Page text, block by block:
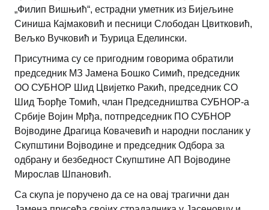
„Филип Вишњић“, естрадни уметник из Бијељине
Синиша Кајмаковић и песници Слободан Цвитковић,
Вељко Вучковић и Ђурица Еделински.
Присутнима су се пригодним говорима обратили
председник МЗ Јамена Бошко Симић, председник
ОО СУБНОР Шид Цвијетко Ракић, председник СО
Шид Ђорђе Томић, члан Председништва СУБНОР-а
Србије Војин Мрђа, потпредседник ПО СУБНОР
Војводине Драгица Ковачевић и народни посланик у
Скупштини Војводине и председник Одбора за
одбрану и безбедност Скупштине АП Војводине
Мирослав Шпановић.
Са скупа је поручено да се на овај трагични дан